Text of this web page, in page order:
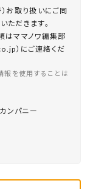
お取り扱いにご同
ただきます。
はママノワ編集部
）にご連絡くだ
を使用することは
ンパニー